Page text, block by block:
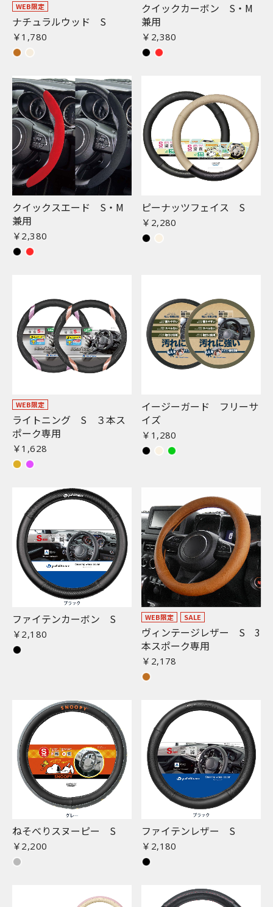
WEB限定
ナチュラルウッド S
￥1,780
クイックカーボン S・M
兼用
￥2,380
クイックスエード S・M
兼用
￥2,380
ピーナッツフェイス S
￥2,280
WEB限定
ライトニング S ３本ス
ポーク専用
￥1,628
イージーガード フリーサ
イズ
￥1,280
ファイテンカーボン S
￥2,180
WEB限定 SALE
ヴィンテージレザー S 3
本スポーク専用
￥2,178
ねそべりスヌーピー S
￥2,200
ファイテンレザー S
￥2,180